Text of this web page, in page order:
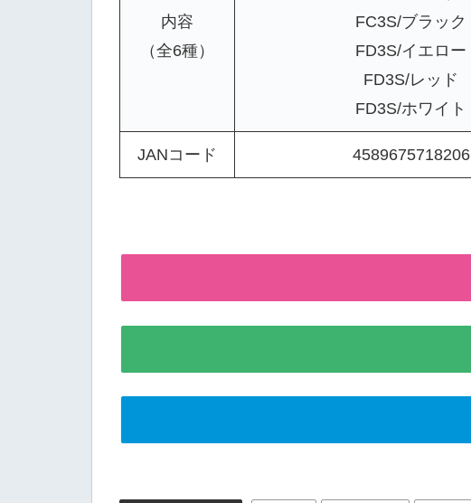
内容
（全6種）
FC3S/ブラック
FD3S/イエロー
FD3S/レッド
FD3S/ホワイト
JANコード 4589675718206